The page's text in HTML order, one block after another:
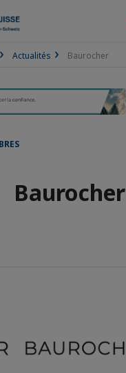
Actualités Baurocher
Baurocher